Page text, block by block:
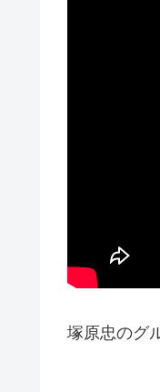
塚原忠のグ